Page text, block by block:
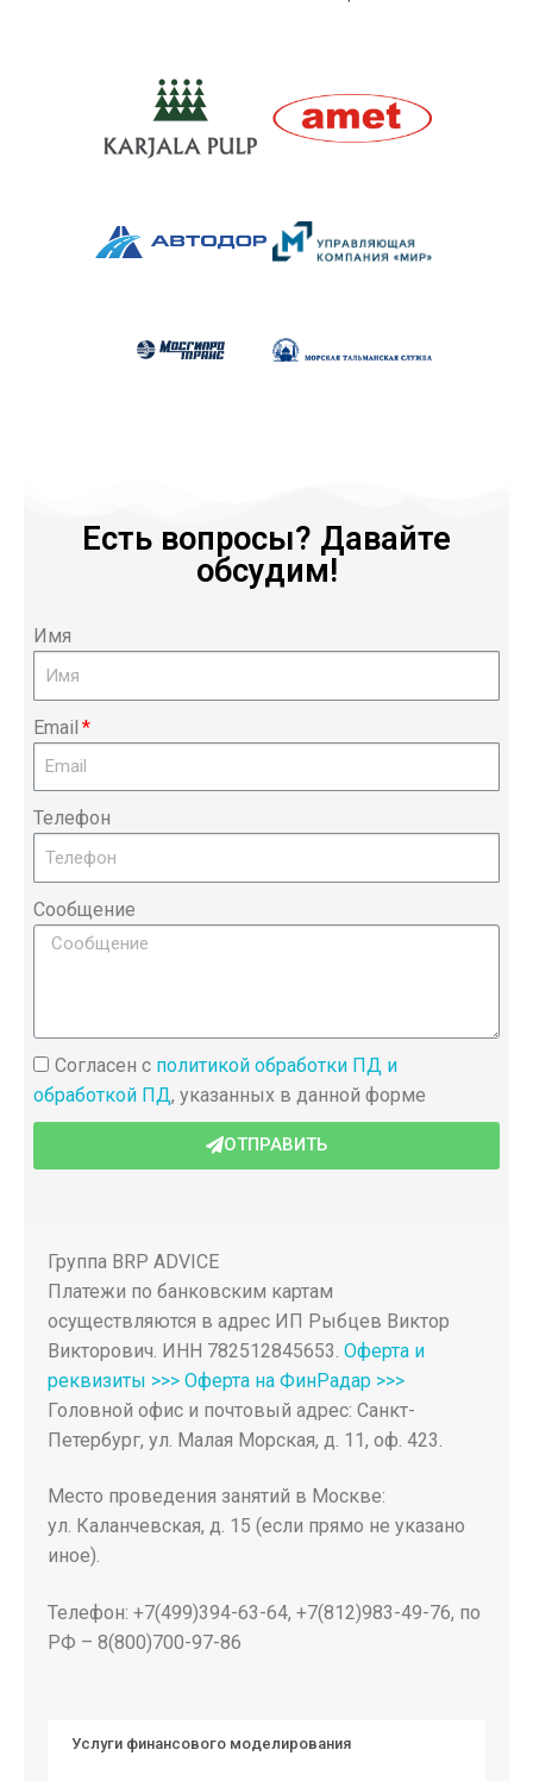
Есть вопросы? Давайте
обсудим!
Имя
Email
Телефон
Сообщение
Согласен с политикой обработки ПД и
обработкой ПД, указанных в данной форме
ОТПРАВИТЬ
Группа BRP ADVICE
Платежи по банковским картам
осуществляются в адрес ИП Рыбцев Виктор
Викторович. ИНН 782512845653. Оферта и
реквизиты >>> Оферта на ФинРадар >>>
Головной офис и почтовый адрес: Санкт-
Петербург, ул. Малая Морская, д. 11, оф. 423.
Место проведения занятий в Москве:
ул. Каланчевская, д. 15 (если прямо не указано
иное).
Телефон: +7(499)394-63-64, +7(812)983-49-76, по
РФ – 8(800)700-97-86
Услуги финансового моделирования